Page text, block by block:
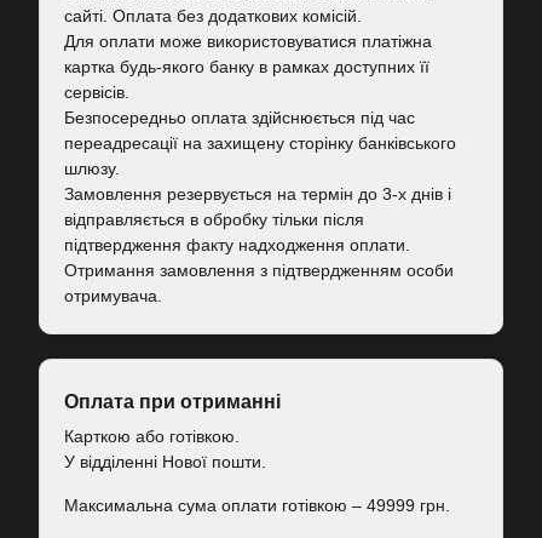
сайті. Оплата без додаткових комісій.
Для оплати може використовуватися платіжна
картка будь-якого банку в рамках доступних її
сервісів.
Безпосередньо оплата здійснюється під час
переадресації на захищену сторінку банківського
шлюзу.
Замовлення резервується на термін до 3-х днів і
відправляється в обробку тільки після
підтвердження факту надходження оплати.
Отримання замовлення з підтвердженням особи
отримувача.
Оплата при отриманні
Карткою або готівкою.
У відділенні Нової пошти.
Максимальна сума оплати готівкою – 49999 грн.